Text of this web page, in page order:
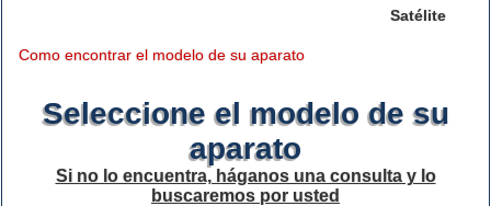
Satélite
Como encontrar el modelo de su aparato
Seleccione el modelo de su
aparato
Si no lo encuentra, háganos una consulta y lo
buscaremos por usted